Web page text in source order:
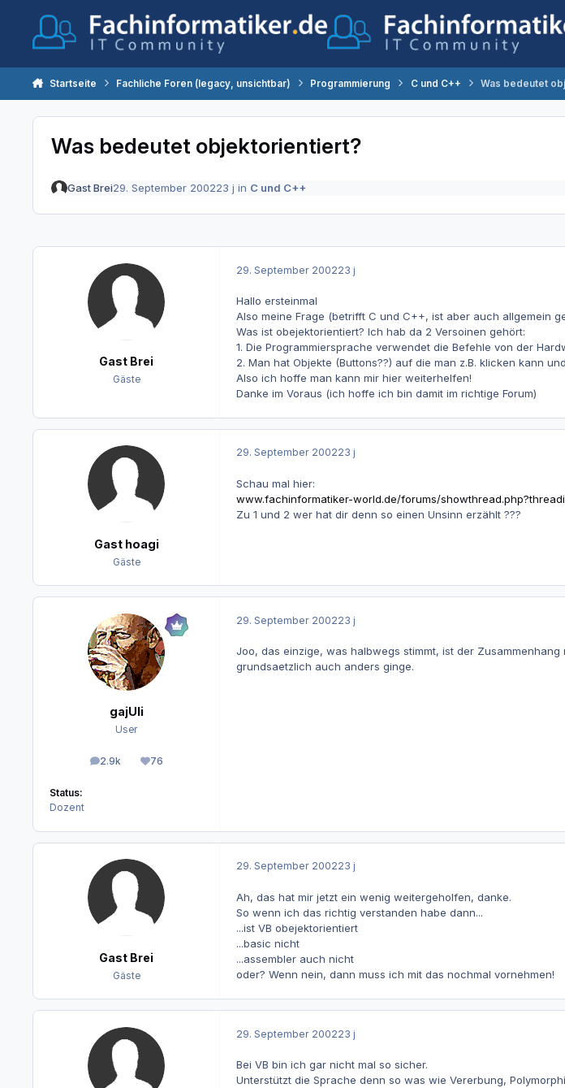
Startseite Fachliche Foren (legacy, unsichtbar) Programmierung C und C++ Was bedeutet
Was bedeutet objektorientiert?
Gast Brei29. September 200223 j in C und C++
Gast Brei
Gäste
29. September 200223 j
Hallo ersteinmal
Also meine Frage (betrifft C und C++, ist aber auch allgemein
Was ist obejektorientiert? Ich hab da 2 Versoinen gehört:
1. Die Programmiersprache verwendet die Befehle von der
2. Man hat Objekte (Buttons??) auf die man z.B. klicken kann
Also ich hoffe man kann mir hier weiterhelfen!
Danke im Voraus (ich hoffe ich bin damit im richtige Forum)
Gast hoagi
Gäste
29. September 200223 j
Schau mal hier:
www.fachinformatiker-world.de/forums/
Zu 1 und 2 wer hat dir denn so einen Unsinn erzählt ???
gajUli
User
2.9k
Beiträge 76
Reputation
Status:
Dozent
29. September 200223 j
Joo, das einzige, was halbwegs stimmt, ist der
grundsaetzlich auch anders ginge.
Gast Brei
Gäste
29. September 200223 j
Ah, das hat mir jetzt ein wenig weitergeholfen, danke.
So wenn ich das richtig verstanden habe dann...
...ist VB obejektorientiert
...basic nicht
...assembler auch nicht
oder? Wenn nein, dann muss ich mit das nochmal vornehmen!
29. September 200223 j
Bei VB bin ich gar nicht mal so sicher.
Unterstützt die Sprache denn so was wie Vererbung,